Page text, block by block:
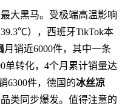
大黑马。受极端高温影响
），西班牙TikTok本
月销近6000件，其中一条
单转化，4个月累计销量达
6300件，德国的冰丝凉
品类同步爆发。值得注意的